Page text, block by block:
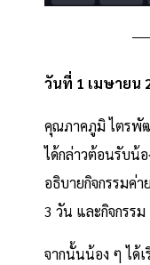
วันที่ 1 เมษายน
คุณภาคภูมิ ไตรพั
ได้กล่าวต้อนรับน้
อธิบายกิจกรรมค่
3 วัน และกิจกรร
จากนั้นน้อง ๆ ได้เ